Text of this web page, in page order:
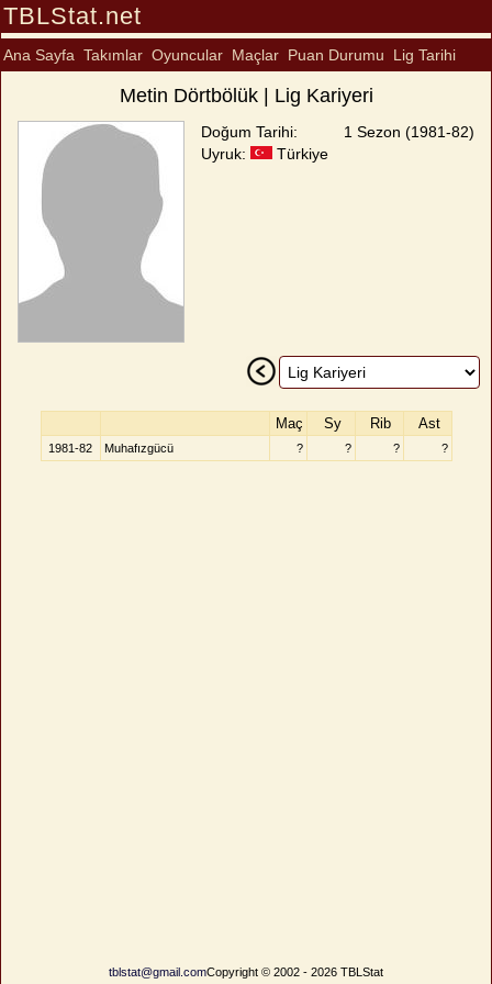
TBLStat.net
Ana Sayfa Takımlar Oyuncular Maçlar Puan Durumu Lig Tarihi
Metin Dörtbölük | Lig Kariyeri
Doğum Tarihi:
Uyruk:
Türkiye
1 Sezon (1981-82)
Maç Sy Rib Ast
1981-82 Muhafızgücü ? ? ? ?
tblstat@gmail.comCopyright © 2002 - 2026 TBLStat